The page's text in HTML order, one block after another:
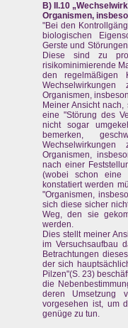
B) II.10
Organismen,
"Bei den
biologischen
Gerste und
Diese sind zu
risikominimierende
den regelmäßigen
Organismen,
Meiner Ansicht
eine "Störung des
nicht sogar
bemerken,
Organismen,
nach einer
(wobei schon eine
konstatiert werden
"Organismen,
sich diese sicher
Weg, den sie
werden.
Dies stellt meiner
im Versuchsaufbau
Betrachtungen
der sich
Pilzen"(S. 23)
die
deren Umsetzung
vorgesehen ist, um
genüge zu tun.